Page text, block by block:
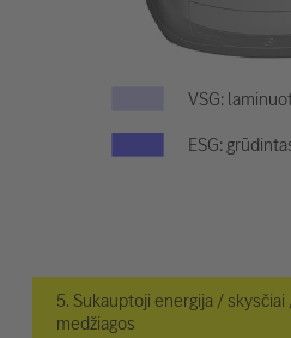
VSG:
ESG:
5. Sukauptoji energija /
medžiagos